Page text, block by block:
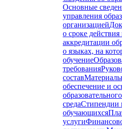
Основные
управления
организацией
о сроке действия
аккредитации
о языках, на
обучение
требования
состав
обеспечение и
средаСтипендии
обучающихся
услуги